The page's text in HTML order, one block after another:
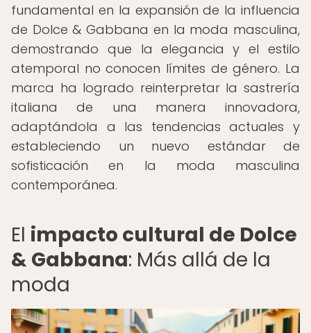
fundamental en la expansión de la influencia
de Dolce & Gabbana en la moda masculina,
demostrando que la elegancia y el estilo
atemporal no conocen límites de género. La
marca ha logrado reinterpretar la sastrería
italiana de una manera innovadora,
adaptándola a las tendencias actuales y
estableciendo un nuevo estándar de
sofisticación en la moda masculina
contemporánea.
El impacto cultural de Dolce
& Gabbana: Más allá de la
moda